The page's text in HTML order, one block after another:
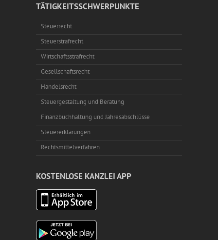
TÄTIGKEITSSCHWERPUNKTE
Steuerrecht
Steuerstrafrecht
Wirtschaftsstrafrecht
Gesellschaftsrecht
Handelsrecht
Steuergestaltung und Beratung
Finanzbuchhaltung und Jahresabschlüsse
Steuererklärungen
Rechtsmittelverfahren
KOSTENLOSE KANZLEI APP